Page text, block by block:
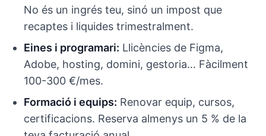
No és un ingrés teu, sinó un impost que
recaptes i liquides trimestralment.
Eines i programari: Llicències de Figma,
Adobe, hosting, domini, gestoria… Fàcilment
100-300 €/mes.
Formació i equips: Renovar equip, cursos,
certificacions. Reserva almenys un 5 % de la